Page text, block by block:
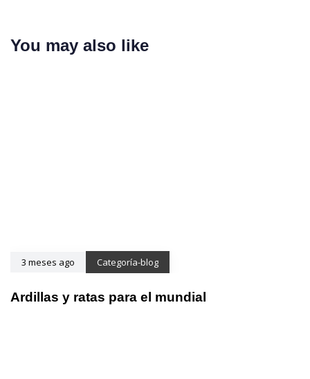
You may also like
3 meses ago Categoría-blog
Ardillas y ratas para el mundial